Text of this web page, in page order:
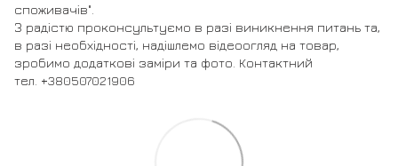
споживачів".
З радістю проконсультуємо в разі виникнення питань та,
в разі необхідності, надішлемо відеоогляд на товар,
зробимо додаткові заміри та фото. Контактний
тел. +380507021906